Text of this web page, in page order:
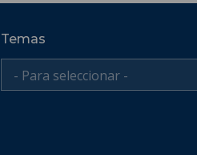
Temas
- Para seleccionar -